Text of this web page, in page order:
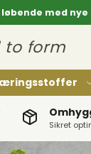
med nye
to form
Sikret